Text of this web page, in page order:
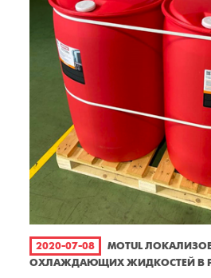
2020-07-08
MOTUL
ОХЛАЖДАЮЩИХ ЖИДКОСТЕЙ В